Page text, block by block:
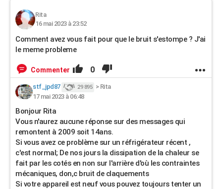
Rita
16 mai 2023 à 23:52
Comment avez vous fait pour que le bruit s'estompe ? J'ai
le meme probleme
Commenter 0
stf_jpd87 29 895 > Rita
17 mai 2023 à 06:48
Bonjour Rita
Vous n'aurez aucune réponse sur des messages qui
remontent à 2009 soit 14ans.
Si vous avez ce problème sur un réfrigérateur récent ,
c'est normal; De nos jours la dissipation de la chaleur se
fait par les cotés en non sur l'arrière d'où les contraintes
mécaniques, don,c bruit de claquements
Si votre appareil est neuf vous pouvez toujours tenter un